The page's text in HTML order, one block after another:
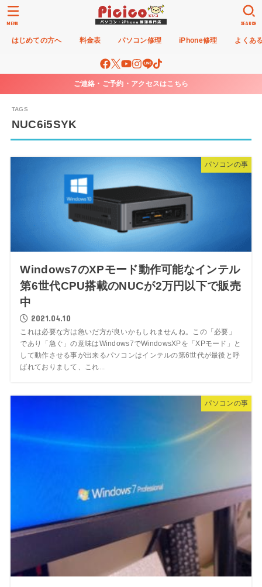
はじめての方へ 料金表 パソコン修理 iPhone修理 よくあ
SEARCH
MENU
ご連絡・ご予約・アクセスはこちら
NUC6i5SYK
パソコンの事
Windows7のXPモード動作可能なインテル
第6世代CPU搭載のNUCが2万円以下で販売
中
2021.04.10
これは必要な方は急いだ方が良いかもしれませんね。この「必要」
であり「急ぐ」の意味はWindows7でWindowsXPを「XPモード」と
して動作させる事が出来るパソコンはインテルの第6世代が最後と呼
ばれておりまして、これ...
パソコンの事